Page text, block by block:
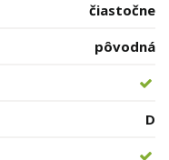
čiastočne
pôvodná
D